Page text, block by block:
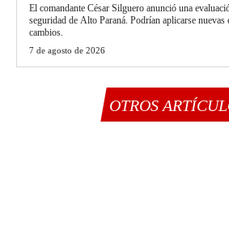
El comandante César Silguero anunció una
seguridad de Alto Paraná. Podrían aplicarse nuevas
cambios.
7 de agosto de 2026
OTROS